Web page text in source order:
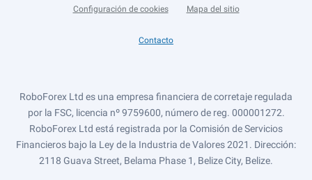
Configuración de cookies Mapa del sitio
Contacto
RoboForex Ltd es una empresa financiera de corretaje regulada
por la FSC, licencia nº 9759600, número de reg. 000001272.
RoboForex Ltd está registrada por la Comisión de Servicios
Financieros bajo la Ley de la Industria de Valores 2021. Dirección:
2118 Guava Street, Belama Phase 1, Belize City, Belize.